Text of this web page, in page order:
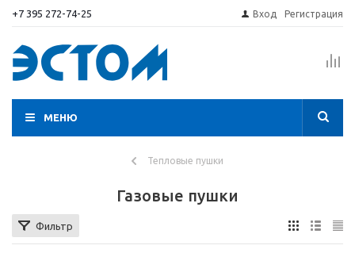
+7 395 272-74-25 Вход Регистрация
МЕНЮ
Тепловые пушки
Газовые пушки
Фильтр